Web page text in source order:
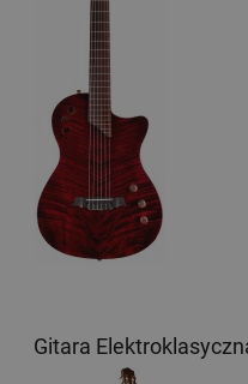
Gitara